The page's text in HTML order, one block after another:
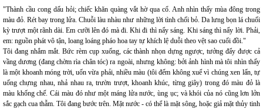
"Thành cầu cong dấu hỏi; chiếc khăn quàng vắt hờ qua cổ. Anh nhìn thấy mùa đông trong
màu đỏ. Rét bay trong lửa. Chuỗi làu nhàu như những lời tình chối bỏ. Da lưng bọn lá chuối
kỳ trượt một rãnh dài. Em cưỡi lên đó mà đi. Khi đi thì nẩy sáng. Khi sáng thì nẩy lời. Phải,
em: nguồn phát vô tận, loang loáng pháo hoa tay tự khích lệ duỗi theo vệt sao cuối đồi."
Tôi đang nhắm mắt. Bức rèm cụp xuống, các thành nhọn dựng ngược, tưởng đẩy được cả
vầng dương (đang chờm rìa chân tóc) ra ngoài, nhưng không: bởi ảnh hình mà tôi nhìn thấy
là một khoanh móng trời, uốn vừa phải, nhiều màu (tôi đếm không xuể vì chúng xen lấn, tự
uống chựng nhau, nhả nhau ra, trườn trượt, khoanh khúc, từng giây) trong đó màu đỏ là
màu khống chế. Cái màu đó như một máng lửa nước, ùng ục; và khói của nó cũng lơn lởn
sắc gạch cua thẫm. Tôi đang bước trên. Mặt nước - có thể là mặt sông, hoặc giả mặt thủy tinh